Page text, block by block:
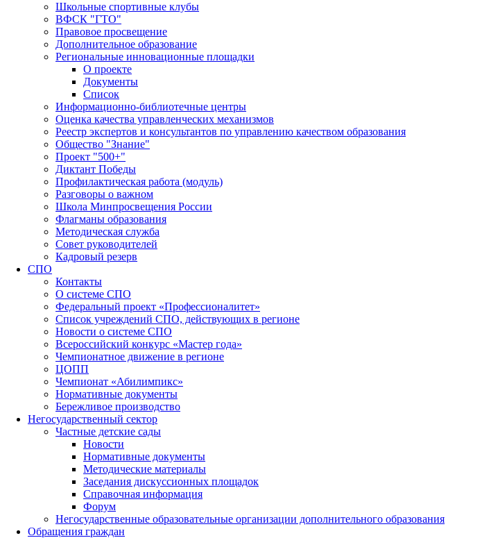
Школьные спортивные клубы
ВФСК "ГТО"
Правовое просвещение
Дополнительное образование
Региональные инновационные площадки
О проекте
Документы
Список
Информационно-библиотечные центры
Оценка качества управленческих механизмов
Реестр экспертов и консультантов по управлению качеством образования
Общество "Знание"
Проект "500+"
Диктант Победы
Профилактическая работа (модуль)
Разговоры о важном
Школа Минпросвещения России
Флагманы образования
Методическая служба
Совет руководителей
Кадровый резерв
СПО
Контакты
О системе СПО
Федеральный проект «Профессионалитет»
Список учреждений СПО, действующих в регионе
Новости о системе СПО
Всероссийский конкурс «Мастер года»
Чемпионатное движение в регионе
ЦОПП
Чемпионат «Абилимпикс»
Нормативные документы
Бережливое производство
Негосударственный сектор
Частные детские сады
Новости
Нормативные документы
Методические материалы
Заседания дискуссионных площадок
Справочная информация
Форум
Негосударственные образовательные организации дополнительного образования
Обращения граждан